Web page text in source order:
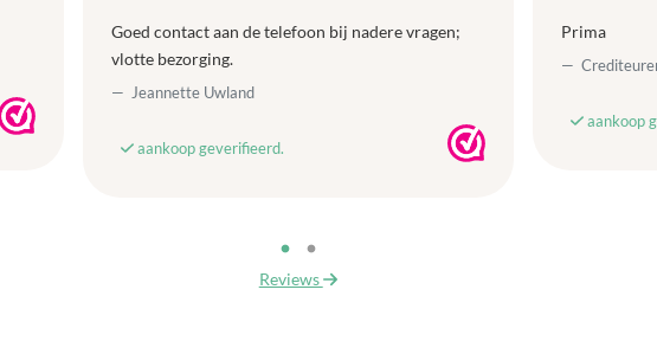
Goed contact aan de telefoon bij nadere vragen;
vlotte bezorging.
Jeannette Uwland
aankoop geverifieerd.
Prima
aankoop
Reviews